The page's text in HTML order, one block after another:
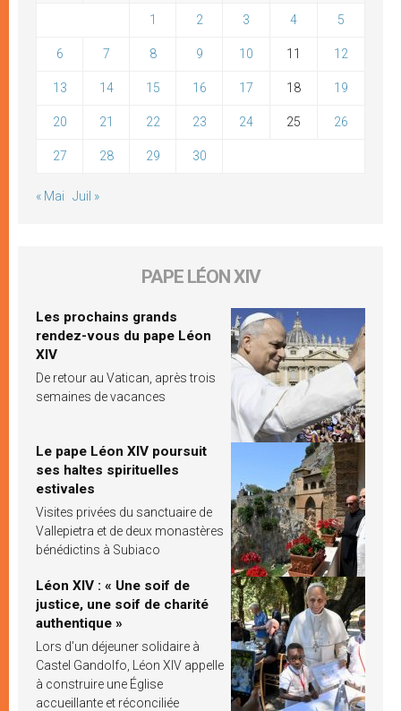
1 2 3 4 5
6 7 8 9 10 11 12
13 14 15 16 17 18 19
20 21 22 23 24 25 26
27 28 29 30
« Mai Juil »
PAPE LÉON XIV
Les prochains grands
rendez-vous du pape Léon
XIV
De retour au Vatican, après trois
semaines de vacances
Le pape Léon XIV poursuit
ses haltes spirituelles
estivales
Visites privées du sanctuaire de
Vallepietra et de deux monastères
bénédictins à Subiaco
Léon XIV : « Une soif de
justice, une soif de charité
authentique »
Lors d’un déjeuner solidaire à
Castel Gandolfo, Léon XIV appelle
à construire une Église
accueillante et réconciliée